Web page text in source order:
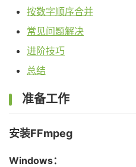
按数字顺序合并
常见问题解决
进阶技巧
总结
准备工作
安装FFmpeg
Windows：